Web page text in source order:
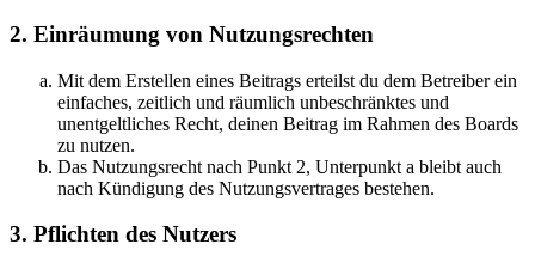
2. Einräumung von Nutzungsrechten
Mit dem Erstellen eines Beitrags erteilst du dem Betreiber ein
einfaches, zeitlich und räumlich unbeschränktes und
unentgeltliches Recht, deinen Beitrag im Rahmen des Boards
zu nutzen.
Das Nutzungsrecht nach Punkt 2, Unterpunkt a bleibt auch
nach Kündigung des Nutzungsvertrages bestehen.
3. Pflichten des Nutzers